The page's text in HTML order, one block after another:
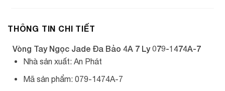
THÔNG TIN CHI TIẾT
Vòng Tay Ngọc Jade Đa Bảo 4A 7 Ly 079-1474A-7
Nhà sản xuất: An Phát
Mã sản phẩm: 079-1474A-7